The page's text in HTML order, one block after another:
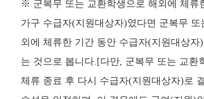
※ 군복무 또는 교환학생으로 해외에 체류
가구 수급자(지원대상자)였다면 군복무 또
외에 체류한 기간 동안 수급자(지원대상자
는 것으로 봅니다.[다만, 군복무 또는 교환
체류 종료 후 다시 수급자(지원대상자)로